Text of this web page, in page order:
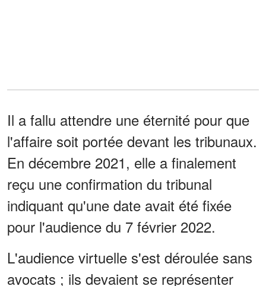
Il a fallu attendre une éternité pour que
l'affaire soit portée devant les tribunaux.
En décembre 2021, elle a finalement
reçu une confirmation du tribunal
indiquant qu'une date avait été fixée
pour l'audience du 7 février 2022.
L'audience virtuelle s'est déroulée sans
avocats ; ils devaient se représenter